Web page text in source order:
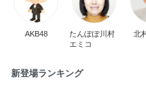
AKB48
たんぽぽ川村
エミコ
北
新登場ランキング